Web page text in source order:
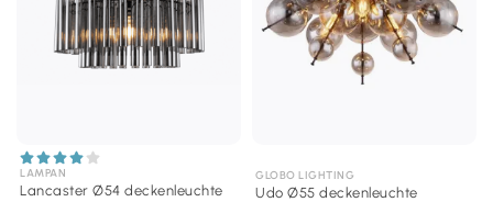
LAMPAN
Lancaster Ø54 deckenleuchte
GLOBO LIGHTING
Udo Ø55 deckenleuchte